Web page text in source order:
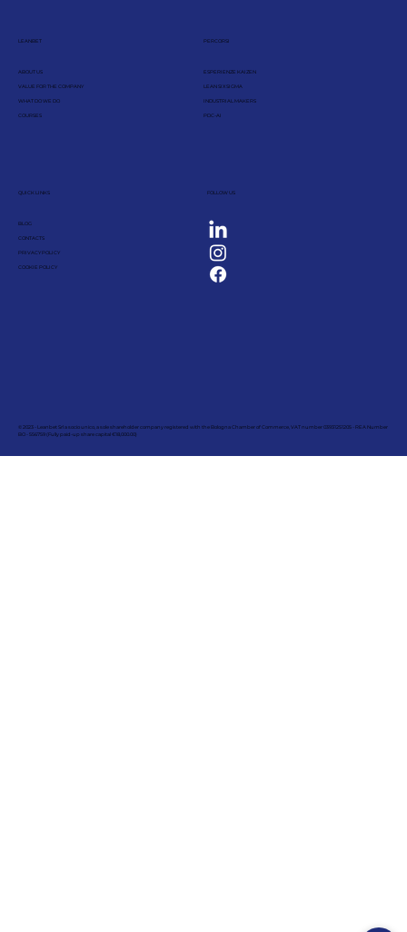
LEANBET
ABOUT US
VALUE FOR THE COMPANY
WHAT DO WE DO
COURSES
PERCORSI
ESPERIENZE KAIZEN
LEAN SIX SIGMA
INDUSTRIAL MAKERS
PDC-AI
QUICK LINKS
BLOG
CONTACTS
PRIVACY POLICY
COOKIE POLICY
FOLLOW US
© 2023 - Leanbet Srl a socio unico, a sole shareholder company registered with the Bologna Chamber of Commerce, VAT number 03931251205 - REA Number
BO - 556759 (Fully paid-up share capital €18,000.00)